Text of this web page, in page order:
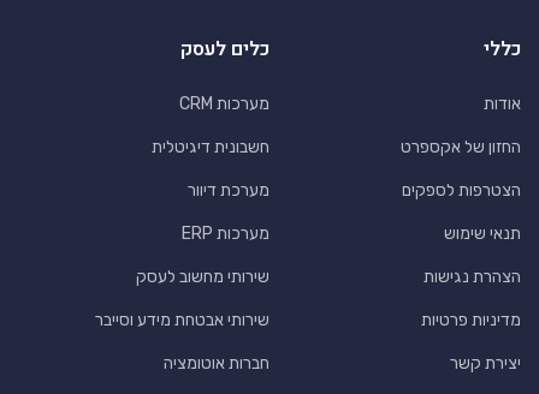
כללי
אודות
החזון של אקספרט
הצטרפות לספקים
תנאי שימוש
הצהרת נגישות
מדיניות פרטיות
יצירת קשר
כלים לעסק
מערכות CRM
חשבונית דיגיטלית
מערכת דיוור
מערכות ERP
שירותי מחשוב לעסק
שירותי אבטחת מידע וסייבר
חברות אוטומציה